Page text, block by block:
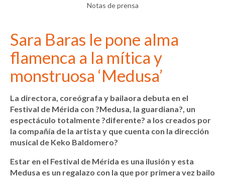
Notas de prensa
Sara Baras le pone alma
flamenca a la mítica y
monstruosa ‘Medusa’
La directora, coreógrafa y bailaora debuta en el
Festival de Mérida con ?Medusa, la guardiana?, un
espectáculo totalmente ?diferente? a los creados por
la compañía de la artista y que cuenta con la dirección
musical de Keko Baldomero?
Estar en el Festival de Mérida es una ilusión y esta
Medusa es un regalazo con la que por primera vez bailo